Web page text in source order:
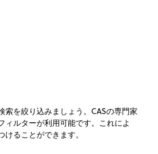
を絞り込みましょう。CASの専門家
ルターが利用可能です。これによ
ることができます。